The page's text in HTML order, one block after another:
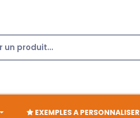
EXEMPLES A PERSONNALISER